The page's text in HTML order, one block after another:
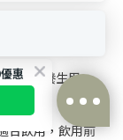
、黨蔘）
你長期養生用
合飲用，飲用前
立即購買
惠